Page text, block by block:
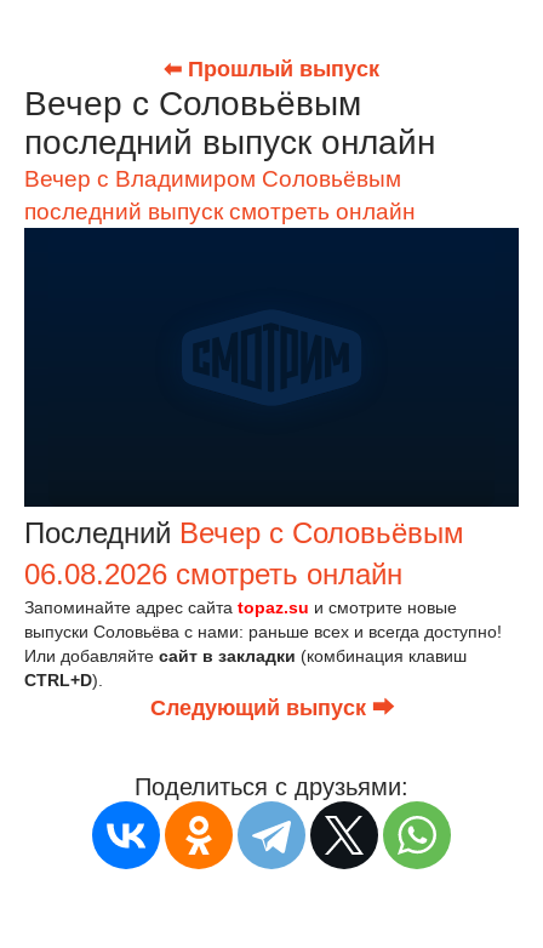
⬅ Прошлый выпуск
Вечер с Соловьёвым
последний выпуск онлайн
Вечер с Владимиром Соловьёвым
последний выпуск смотреть онлайн
Последний Вечер с Соловьёвым
06.08.2026 смотреть онлайн
Запоминайте адрес сайта topaz.su и смотрите новые
выпуски Соловьёва с нами: раньше всех и всегда доступно!
Или добавляйте сайт в закладки (комбинация клавиш
CTRL+D).
Следующий выпуск ⮕
Поделиться с друзьями: